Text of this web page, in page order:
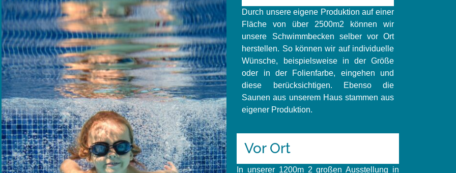
Durch unsere eigene Produktion auf einer
Fläche von über 2500m2 können wir
unsere Schwimmbecken selber vor Ort
herstellen. So können wir auf individuelle
Wünsche, beispielsweise in der Größe
oder in der Folienfarbe, eingehen und
diese berücksichtigen. Ebenso die
Saunen aus unserem Haus stammen aus
eigener Produktion.
Vor Ort
In unserer 1200m 2 großen Ausstellung in